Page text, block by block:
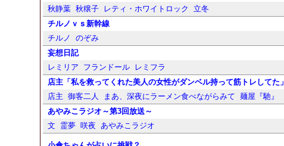
秋静葉 秋穣子 レティ・ホワイトロック
立冬
チルノｖｓ新幹線
チルノ
のぞみ
妄想日記
レミリア
フランドール
レミフラ
店主「私を救ってくれた美人の女性がダンベル持って筋トレしてた」
店主
御客二人 まあ、深夜にラーメン食べながらみて
麺屋『馳』
あやみこラジオ～第3回放送～
文
霊夢 咲夜 あやみこラジオ